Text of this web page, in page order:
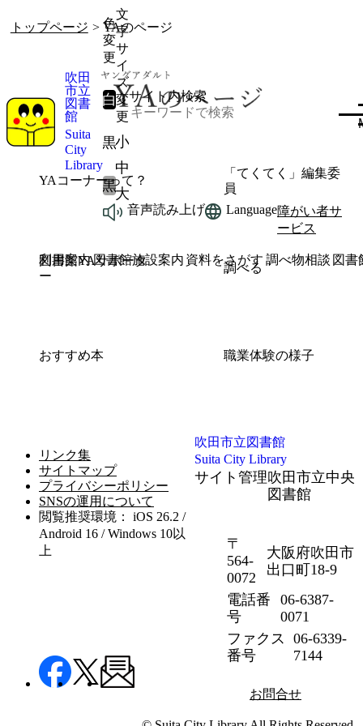
吹田
市立
図書
館
Suita
City
Library
色
変
更
白
黒
黒
文
字
サ
イ
ズ
変
更
小
中
大
サイト内検索
音声読み上げ Language障がい者サ
ービス
利用案内図書館施設案内 資料をさがす 調べ物相談 図書
トップページ > YAのページ
YAコーナーって？
「てくてく」編集委
員
図書館YAサポータ
ー
調べる
おすすめ本 職業体験の様子
リンク集
サイトマップ
プライバシーポリシー
SNSの運用について
閲覧推奨環境： iOS 26.2 /
Android 16 / Windows 10以
上
吹田市立図書館
Suita City Library
サイト管理吹田市立中央
図書館
〒
564-
0072
大阪府吹田市
出口町18-9
電話番
号
06-6387-
0071
ファクス
番号
06-6339-
7144
お問合せ